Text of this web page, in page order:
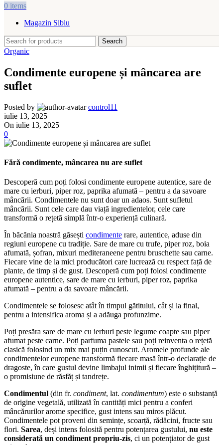
0 items
Magazin Sibiu
Search
Organic
Condimente europene și mâncarea are
suflet
Posted by
control11
iulie 13, 2025
On iulie 13, 2025
0
Fără condimente, mâncarea nu are suflet
Descoperă cum poți folosi condimente europene autentice, sare de
mare cu ierburi, piper roz, paprika afumată – pentru a da savoare
mâncării. Condimentele nu sunt doar un adaos. Sunt sufletul
mâncării. Sunt cele care dau viață ingredientelor, cele care
transformă o rețetă simplă într-o experiență culinară.
În băcănia noastră găsești condimente rare, autentice, aduse din
regiuni europene cu tradiție. Sare de mare cu trufe, piper roz, boia
afumată, șofran, mixuri mediteraneene pentru bruschette sau carne.
Fiecare vine de la mici producători care lucrează cu respect față de
plante, de timp și de gust. Descoperă cum poți folosi condimente
europene autentice, sare de mare cu ierburi, piper roz, paprika
afumată – pentru a da savoare mâncării.
Condimentele se folosesc atât în timpul gătitului, cât și la final,
pentru a intensifica aroma și a adăuga profunzime.
Poți presăra sare de mare cu ierburi peste legume coapte sau piper
afumat peste carne. Poți parfuma pastele sau poți reinventa o rețetă
clasică folosind un mix mai puțin cunoscut. Aromele profunde ale
condimentelor europene transformă fiecare masă într-o declarație de
dragoste, în care gustul devine limbajul inimii și fiecare înghițitură –
o promisiune de răsfăț și tandrețe.
Condimentul (din fr. condiment, lat. condimentum) este o substanță
de origine vegetală, utilizată în cantități mici pentru a conferi
mâncărurilor arome specifice, gust intens sau miros plăcut.
Condimentele pot proveni din semințe, scoarță, rădăcini, fructe sau
flori. Sarea, deși intens folosită pentru potențarea gustului, nu este
considerată un condiment propriu-zis, ci un potențiator de gust